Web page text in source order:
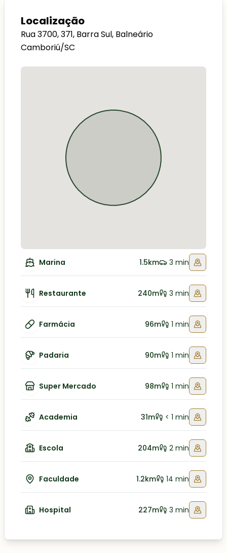
Localização
Rua 3700, 371, Barra Sul, Balneário
Camboriú/SC
Marina 1.5km 3 min
Restaurante 240m 3 min
Farmácia 96m 1 min
Padaria 90m 1 min
Super Mercado 98m 1 min
Academia 31m < 1 min
Escola 204m 2 min
Faculdade 1.2km 14 min
Hospital 227m 3 min